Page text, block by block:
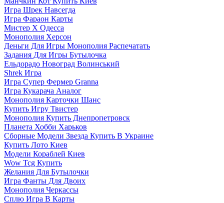
Игра Шрек Навсегда
Игра Фараон Карты
Мистер Х Одесса
Монополия Херсон
Деньги Для Игры Монополия Распечатать
Задания Для Игры Бутылочка
Ельдорадо Новоград Волинський
Shrek Игра
Игра Супер Фермер Granna
Игра Кукарача Аналог
Монополия Карточки Шанс
Купить Игру Твистер
Монополия Купить Днепропетровск
Планета Хобби Харьков
Сборные Модели Звезда Купить В Украине
Купить Лото Киев
Модели Кораблей Киев
Wow Tcg Купить
Желания Для Бутылочки
Игра Фанты Для Двоих
Монополия Черкассы
Сплю Игра В Карты